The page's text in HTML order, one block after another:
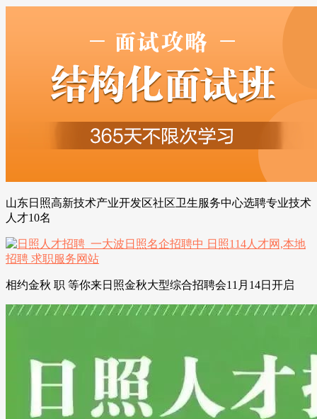
山东日照高新技术产业开发区社区卫生服务中心选聘专业技术
人才10名
相约金秋 职 等你来日照金秋大型综合招聘会11月14日开启